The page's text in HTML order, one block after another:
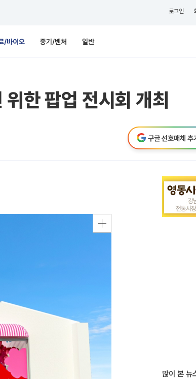
로그인
/바이오 중기/벤처 일반
한 팝업 전시회 개최
구글 선호매체 추
많이 본 뉴